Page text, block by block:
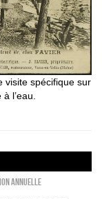
visite spécifique sur
l’eau.
annuelle